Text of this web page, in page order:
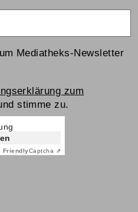
Mediatheks-Newsletter
zum
stimme zu.
FriendlyCaptcha ⇗